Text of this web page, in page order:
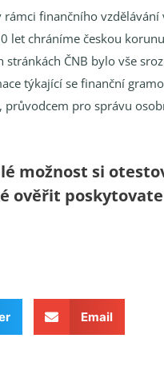
finančního vzdělávání
let chráníme českou
stránkách ČNB bylo vše
týkající se finanční
pro správu
možnost si
ověřit
Email